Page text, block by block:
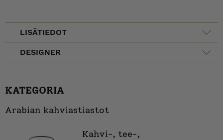
LISÄTIEDOT
DESIGNER
KATEGORIA
Arabian kahviastiastot
Kahvi-, tee-,